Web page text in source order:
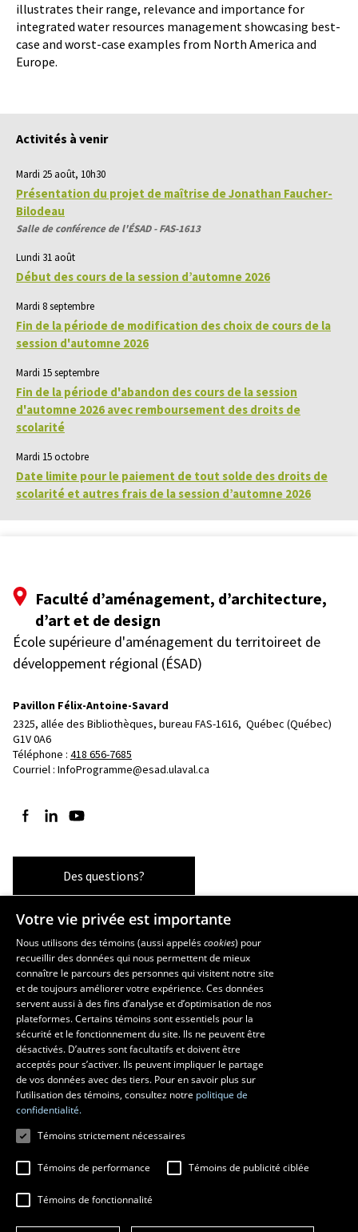
illustrates their range, relevance and importance for
integrated water resources management showcasing best-
case and worst-case examples from North America and
Europe.
Activités à venir
Mardi 25 août, 10h30
Présentation du projet de maîtrise de Jonathan Faucher-
Bilodeau
Salle de conférence de l'ÉSAD - FAS-1613
Lundi 31 août
Début des cours de la session d’automne 2026
Mardi 8 septembre
Fin de la période de modification des choix de cours de la
session d'automne 2026
Mardi 15 septembre
Fin de la période d'abandon des cours de la session
d'automne 2026 avec remboursement des droits de
scolarité
Mardi 15 octobre
Date limite pour le paiement de tout solde des droits de
scolarité et autres frais de la session d’automne 2026
Faculté d’aménagement, d’architecture,
d’art et de design
École supérieure d'aménagement du territoireet de
développement régional (ÉSAD)
Pavillon Félix-Antoine-Savard
2325, allée des Bibliothèques, bureau FAS-1616, Québec (Québec)
G1V 0A6
Téléphone : 418 656-7685
Courriel : InfoProgramme@esad.ulaval.ca
Suivez-nous sur Facebook
Suivez-nous sur LinkedIn
Suivez-nous sur YouTube
Des questions?
Les écoles et la recherche
École supérieure d’aménagement du territoire et de développement
régional
École d’architecture
École d’art
École de design
Centre de recherche en aménagement et développement
© 2026 Université Laval Tous droits réservés
Votre vie privée est importante
Nous utilisons des témoins (aussi appeléscookies) pour
recueillir des données qui nous permettent de mieux
connaître le parcours des personnes qui visitent notre site
et de toujours améliorer votre expérience. Ces données
servent aussi à des fins d’analyse et d’optimisation de nos
plateformes. Certains témoins sont essentiels pour la
sécurité et le fonctionnement du site. Ils ne peuvent être
désactivés. D’autres sont facultatifs et doivent être
acceptés pour s’activer. Ils peuvent impliquer le partage
de vos données avec des tiers. Pour en savoir plus sur
l’utilisation des témoins, consultez notre politique de
confidentialité.
Témoins strictement nécessaires
Témoins de performance Témoins de publicité ciblée
Témoins de fonctionnalité